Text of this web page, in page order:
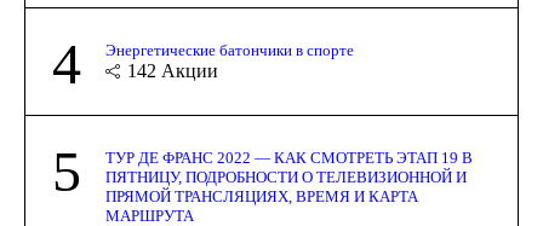
4 Энергетические батончики в спорте
142 Акции
5
ТУР ДЕ ФРАНС 2022 — КАК СМОТРЕТЬ ЭТАП 19 В
ПЯТНИЦУ, ПОДРОБНОСТИ О ТЕЛЕВИЗИОННОЙ И
ПРЯМОЙ ТРАНСЛЯЦИЯХ, ВРЕМЯ И КАРТА
МАРШРУТА